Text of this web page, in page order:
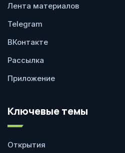
Лента материалов
Telegram
ВКонтакте
Рассылка
Приложение
Ключевые темы
Открытия